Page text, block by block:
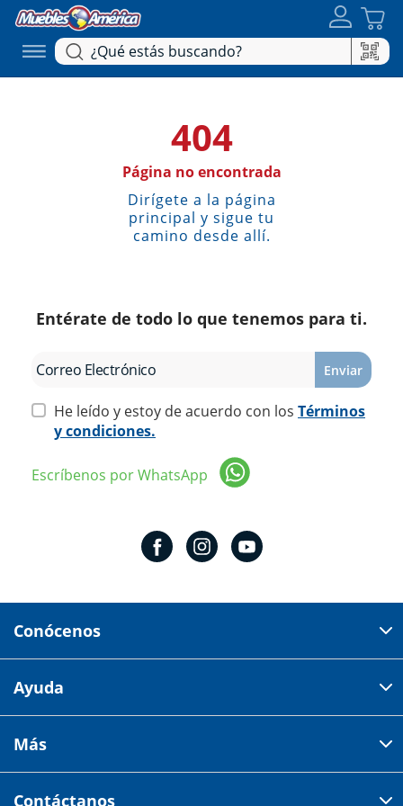
404
Página no encontrada
Dirígete a la página
principal y sigue tu
camino desde allí.
Entérate de todo lo que tenemos para ti.
Enviar
He leído y estoy de acuerdo con los Términos
y condiciones.
Escríbenos por WhatsApp
Conócenos
Av 18 de marzo # 309. Colonia la Nogalera.
Tiendas
Ayuda
Centro de ayuda
Más
Contáctanos